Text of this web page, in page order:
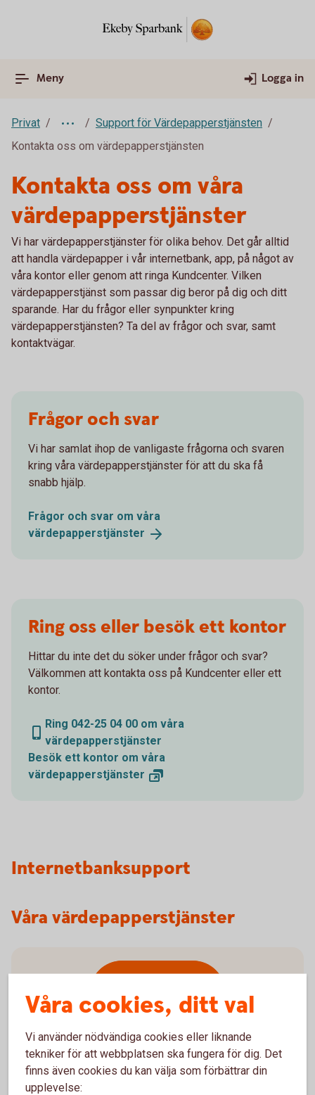
Meny Logga in
Privat
Support för Värdepapperstjänsten
Kontakta oss om värdepapperstjänsten
Kontakta oss om våra
värdepapperstjänster
Vi har värdepapperstjänster för olika behov. Det går alltid
att handla värdepapper i vår internetbank, app, på något av
våra kontor eller genom att ringa Kundcenter. Vilken
värdepapperstjänst som passar dig beror på dig och ditt
sparande. Har du frågor eller synpunkter kring
värdepapperstjänsten? Ta del av frågor och svar, samt
kontaktvägar.
Frågor och svar
Vi har samlat ihop de vanligaste frågorna och svaren
kring våra värdepapperstjänster för att du ska få
snabb hjälp.
Frågor och svar om våra
värdepapperstjänster
Ring oss eller besök ett kontor
Hittar du inte det du söker under frågor och svar?
Välkommen att kontakta oss på Kundcenter eller ett
kontor.
Ring 042-25 04 00 om våra
värdepapperstjänster
Besök ett kontor om våra
värdepapperstjänster
Internetbanksupport
Våra värdepapperstjänster
Våra värdepappers-
tjänster
Våra cookies, ditt val
Vi använder nödvändiga cookies eller liknande
tekniker för att webbplatsen ska fungera för dig. Det
finns även cookies du kan välja som förbättrar din
upplevelse: